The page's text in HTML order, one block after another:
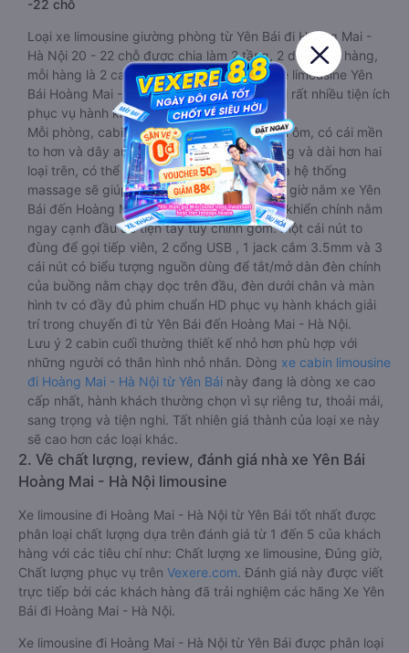
-22 chỗ
Loại xe limousine giường phòng từ Yên Bái đi Hoàng Mai -
Hà Nội 20 - 22 chỗ được chia làm 2 tầng, 2 dãy và 6 hàng,
mỗi hàng là 2 cabin riêng biệt. Trong mỗi xe limousine Yên
Bái Hoàng Mai - Hà Nội cabin được trang bị rất nhiều tiện ích
phục vụ hành khách suốt hành trình.
Mỗi phòng, cabin đều có gối nằm rời, có gối ôm, có cái mền
to hơn và dây an toàn seat belt. Giường rộng và dài hơn hai
loại trên, có thể lăn lộn thoải mái. Đặc biệt là hệ thống
massage sẽ giúp bạn thư giãn trong những giờ nằm xe Yên
Bái đến Hoàng Mai - Hà Nội dài. Bảng điều khiển chính nằm
ngay cạnh đầu để tiện tay tuỳ chỉnh gồm: một cái nút to
đùng để gọi tiếp viên, 2 cổng USB , 1 jack cắm 3.5mm và 3
cái nút có biểu tượng nguồn dùng để tắt/mở dàn đèn chính
của buồng nằm chạy dọc trên đầu, đèn dưới chân và màn
hình tv có đầy đủ phim chuẩn HD phục vụ hành khách giải
trí trong chuyến đi từ Yên Bái đến Hoàng Mai - Hà Nội.
Lưu ý 2 cabin cuối thường thiết kế nhỏ hơn phù hợp với
những người có thân hình nhỏ nhắn. Dòng xe cabin limousine
đi Hoàng Mai - Hà Nội từ Yên Bái này đang là dòng xe cao
cấp nhất, hành khách thường chọn vì sự riêng tư, thoải mái,
sang trọng và tiện nghi. Tất nhiên giá thành của loại xe này
sẽ cao hơn các loại khác.
2. Về chất lượng, review, đánh giá nhà xe Yên Bái
Hoàng Mai - Hà Nội limousine
Xe limousine đi Hoàng Mai - Hà Nội từ Yên Bái tốt nhất được
phân loại chất lượng dựa trên đánh giá từ 1 đến 5 của khách
hàng với các tiêu chí như: Chất lượng xe limousine, Đúng giờ,
Chất lượng phục vụ trên Vexere.com. Đánh giá này được viết
trực tiếp bởi các khách hàng đã trải nghiệm các hãng Xe Yên
Bái đi Hoàng Mai - Hà Nội.
Xe limousine đi Hoàng Mai - Hà Nội từ Yên Bái được phân loại